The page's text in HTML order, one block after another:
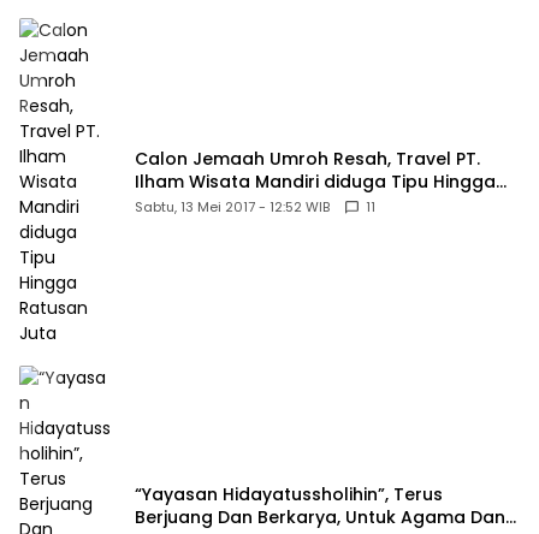
Calon Jemaah Umroh Resah, Travel PT.
Ilham Wisata Mandiri diduga Tipu Hingga
Ratusan Juta
Sabtu, 13 Mei 2017 - 12:52 WIB 11
“Yayasan Hidayatussholihin”, Terus
Berjuang Dan Berkarya, Untuk Agama Dan